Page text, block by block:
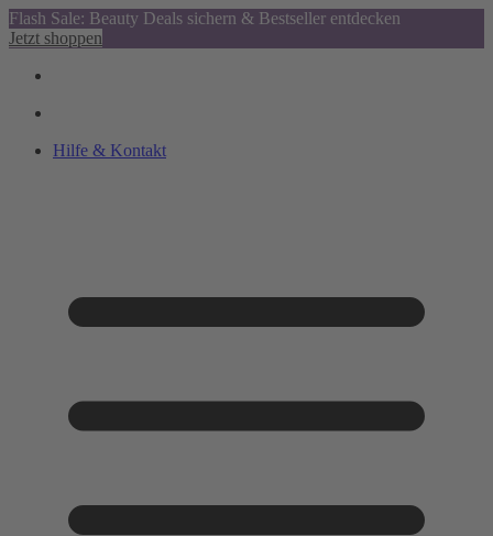
Flash Sale: Beauty Deals sichern & Bestseller entdecken
Jetzt shoppen
Hilfe & Kontakt